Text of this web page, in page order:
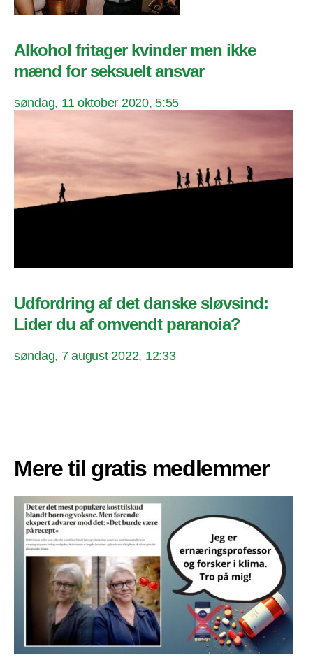
Alkohol fritager kvinder men ikke
mænd for seksuelt ansvar
søndag, 11 oktober 2020, 5:55
Udfordring af det danske sløvsind:
Lider du af omvendt paranoia?
søndag, 7 august 2022, 12:33
Mere til gratis medlemmer